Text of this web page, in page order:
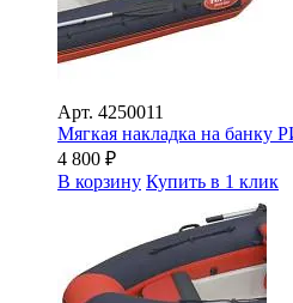
Арт. 4250011
Мягкая накладка на банку
4 800 ₽
В корзину Купить в 1 клик